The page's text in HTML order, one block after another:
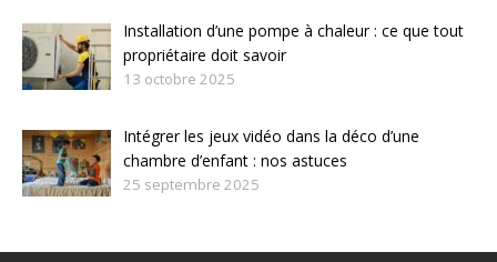
Installation d’une pompe à chaleur : ce que tout
propriétaire doit savoir
13 octobre 2025
Intégrer les jeux vidéo dans la déco d’une
chambre d’enfant : nos astuces
25 septembre 2025